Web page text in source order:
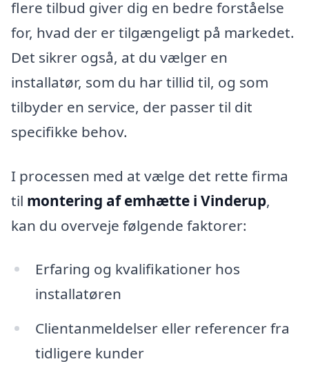
flere tilbud giver dig en bedre forståelse
for, hvad der er tilgængeligt på markedet.
Det sikrer også, at du vælger en
installatør, som du har tillid til, og som
tilbyder en service, der passer til dit
specifikke behov.
I processen med at vælge det rette firma
til montering af emhætte i Vinderup,
kan du overveje følgende faktorer:
Erfaring og kvalifikationer hos
installatøren
Clientanmeldelser eller referencer fra
tidligere kunder